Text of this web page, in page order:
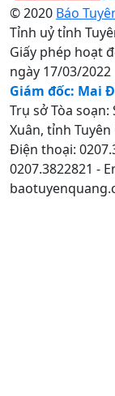
© 2020 Báo
Tỉnh uỷ tỉnh
Giấy phép hoạt
ngày 17/03/2022
Giám đốc: Mai
Trụ sở Tòa
Xuân, tỉnh
Điện thoại:
0207.3822821 -